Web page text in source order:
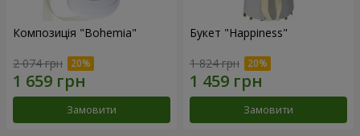
Композиція "Bohemia"
2 074 грн
Замовити
Букет "Happiness"
1 824 грн
Замовити